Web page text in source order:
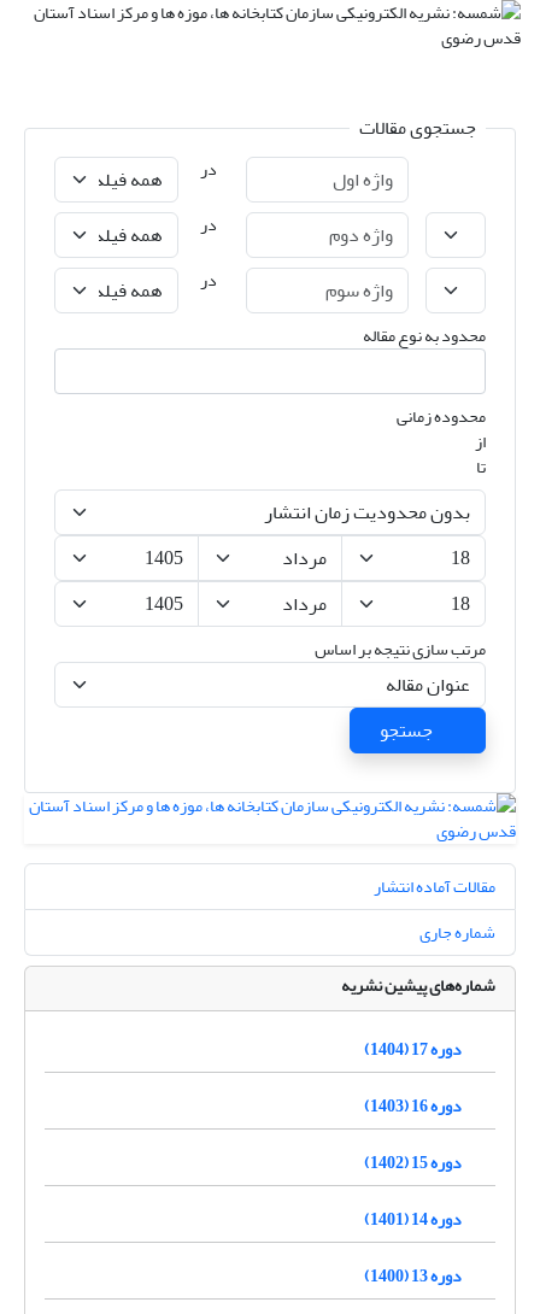
جستجوی مقالات
در
در
در
محدود به نوع مقاله
محدوده زمانی
از
تا
مرتب سازی نتیجه بر اساس
جستجو
مقالات آماده انتشار
شماره جاری
شماره‌های پیشین نشریه
دوره 17 (1404)
دوره 16 (1403)
دوره 15 (1402)
دوره 14 (1401)
دوره 13 (1400)